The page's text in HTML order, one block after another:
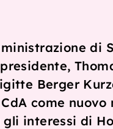
di
Berger
come nuovo
interessi di